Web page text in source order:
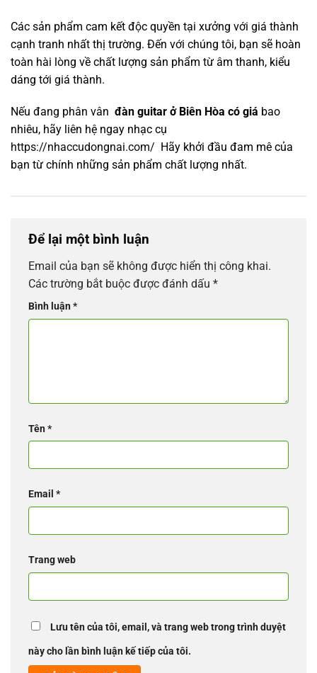
Các sản phẩm cam kết độc quyền tại xưởng với giá thành
cạnh tranh nhất thị trường. Đến với chúng tôi, bạn sẽ hoàn
toàn hài lòng về chất lượng sản phẩm từ âm thanh, kiểu
dáng tới giá thành.
Nếu đang phân vân đàn guitar ở Biên Hòa có giá bao
nhiêu, hãy liên hệ ngay nhạc cụ
https://nhaccudongnai.com/ Hãy khởi đầu đam mê của
bạn từ chính những sản phẩm chất lượng nhất.
Để lại một bình luận
Email của bạn sẽ không được hiển thị công khai.
Các trường bắt buộc được đánh dấu *
Bình luận*
Tên*
Email *
Trang web
Lưu tên của tôi, email, và trang web trong trình duyệt
này cho lần bình luận kế tiếp của tôi.